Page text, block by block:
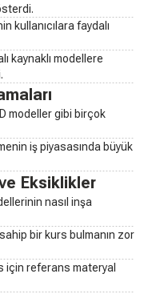
kullanıcılara faydalı
kaynaklı modellere
modeller gibi birçok
iş piyasasında büyük
Eksiklikler
nasıl inşa
bir kurs bulmanın zor
için referans materyal